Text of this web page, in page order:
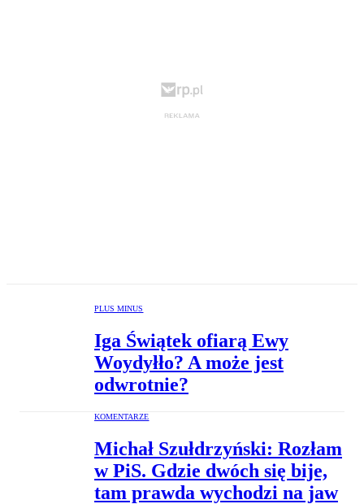
PLUS MINUS
Iga Świątek ofiarą Ewy
Woydyłło? A może jest
odwrotnie?
KOMENTARZE
Michał Szułdrzyński: Rozłam
w PiS. Gdzie dwóch się bije,
tam prawda wychodzi na jaw